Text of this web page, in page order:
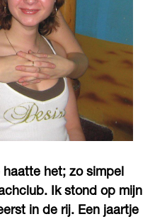
haatte het; zo simpel
Ik stond op mijn
in de rij. Een jaartje